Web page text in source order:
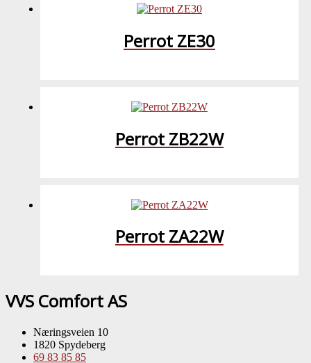
Perrot ZE30
Perrot ZB22W
Perrot ZA22W
VVS Comfort AS
Næringsveien 10
1820 Spydeberg
69 83 85 85